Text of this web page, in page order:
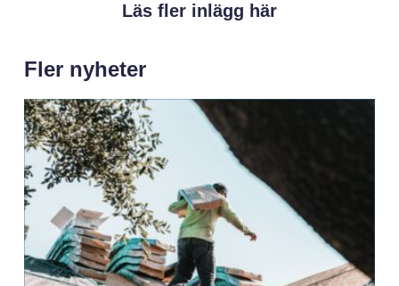
Läs fler inlägg här
Fler nyheter